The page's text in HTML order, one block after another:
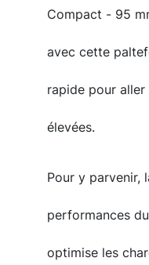
Compact - 95
avec cette
rapide pour
élevées.
Pour y parvenir,
performances
optimise les